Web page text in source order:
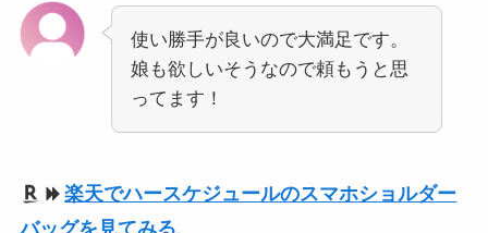
使い勝手が良いので大満足です。
娘も欲しいそうなので頼もうと思
ってます！
楽天でハースケジュールのスマホショルダー
バッグを見てみる